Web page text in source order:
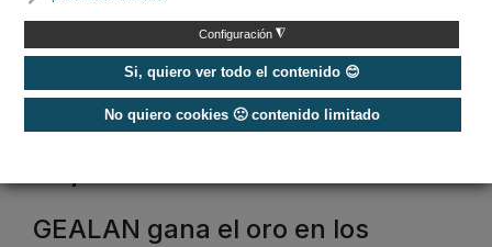
Configuración ◮
Si, quiero ver todo el contenido 😊
No quiero cookies 🙁 contenido limitado
soluciones
GEALAN gana el oro en los